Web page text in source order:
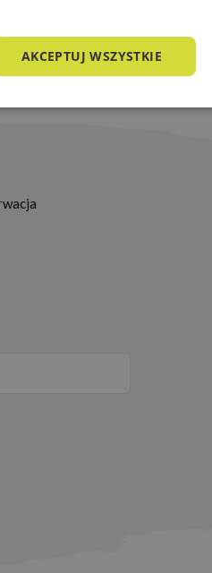
AKCEPTUJ WSZYSTKIE
Funkcjonalność